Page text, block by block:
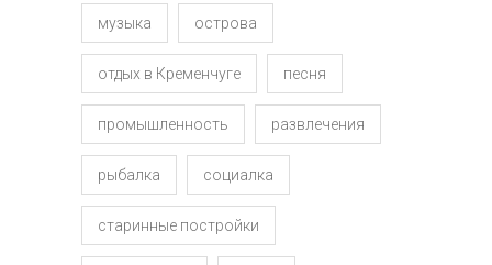
музыка острова
отдых в Кременчуге песня
промышленность развлечения
рыбалка социалка
старинные постройки